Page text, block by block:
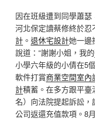
因在班級遭到同學蕭瑟
河北保定讀蔡修終於忍
計 。 退休宅設計她一邊
說道：“謝謝小姐，我的
小學六年級的小倩在5
軟件打賞商業空間室內
計積蓄。在多方跟平
名）向法院提起訴訟
公司返還充值款項。8